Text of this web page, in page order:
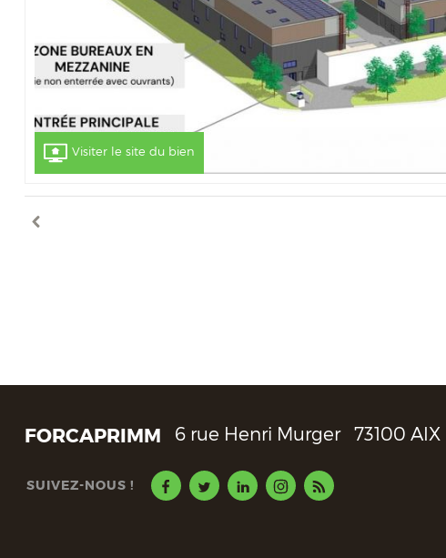
Visiter le site du bien
FORCAPRIMM 6 rue Henri Murger 73100 AIX
SUIVEZ-NOUS !